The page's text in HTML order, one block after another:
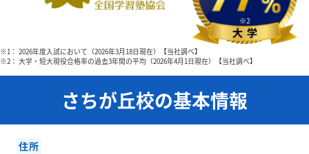
※1： 2026年度入試において（2026年3月18日現在）【当社調べ】
※2： 大学・短大現役合格率の過去3年間の平均（2026年4月1日現在）【当社調べ】
さちが丘校の基本情報
住所